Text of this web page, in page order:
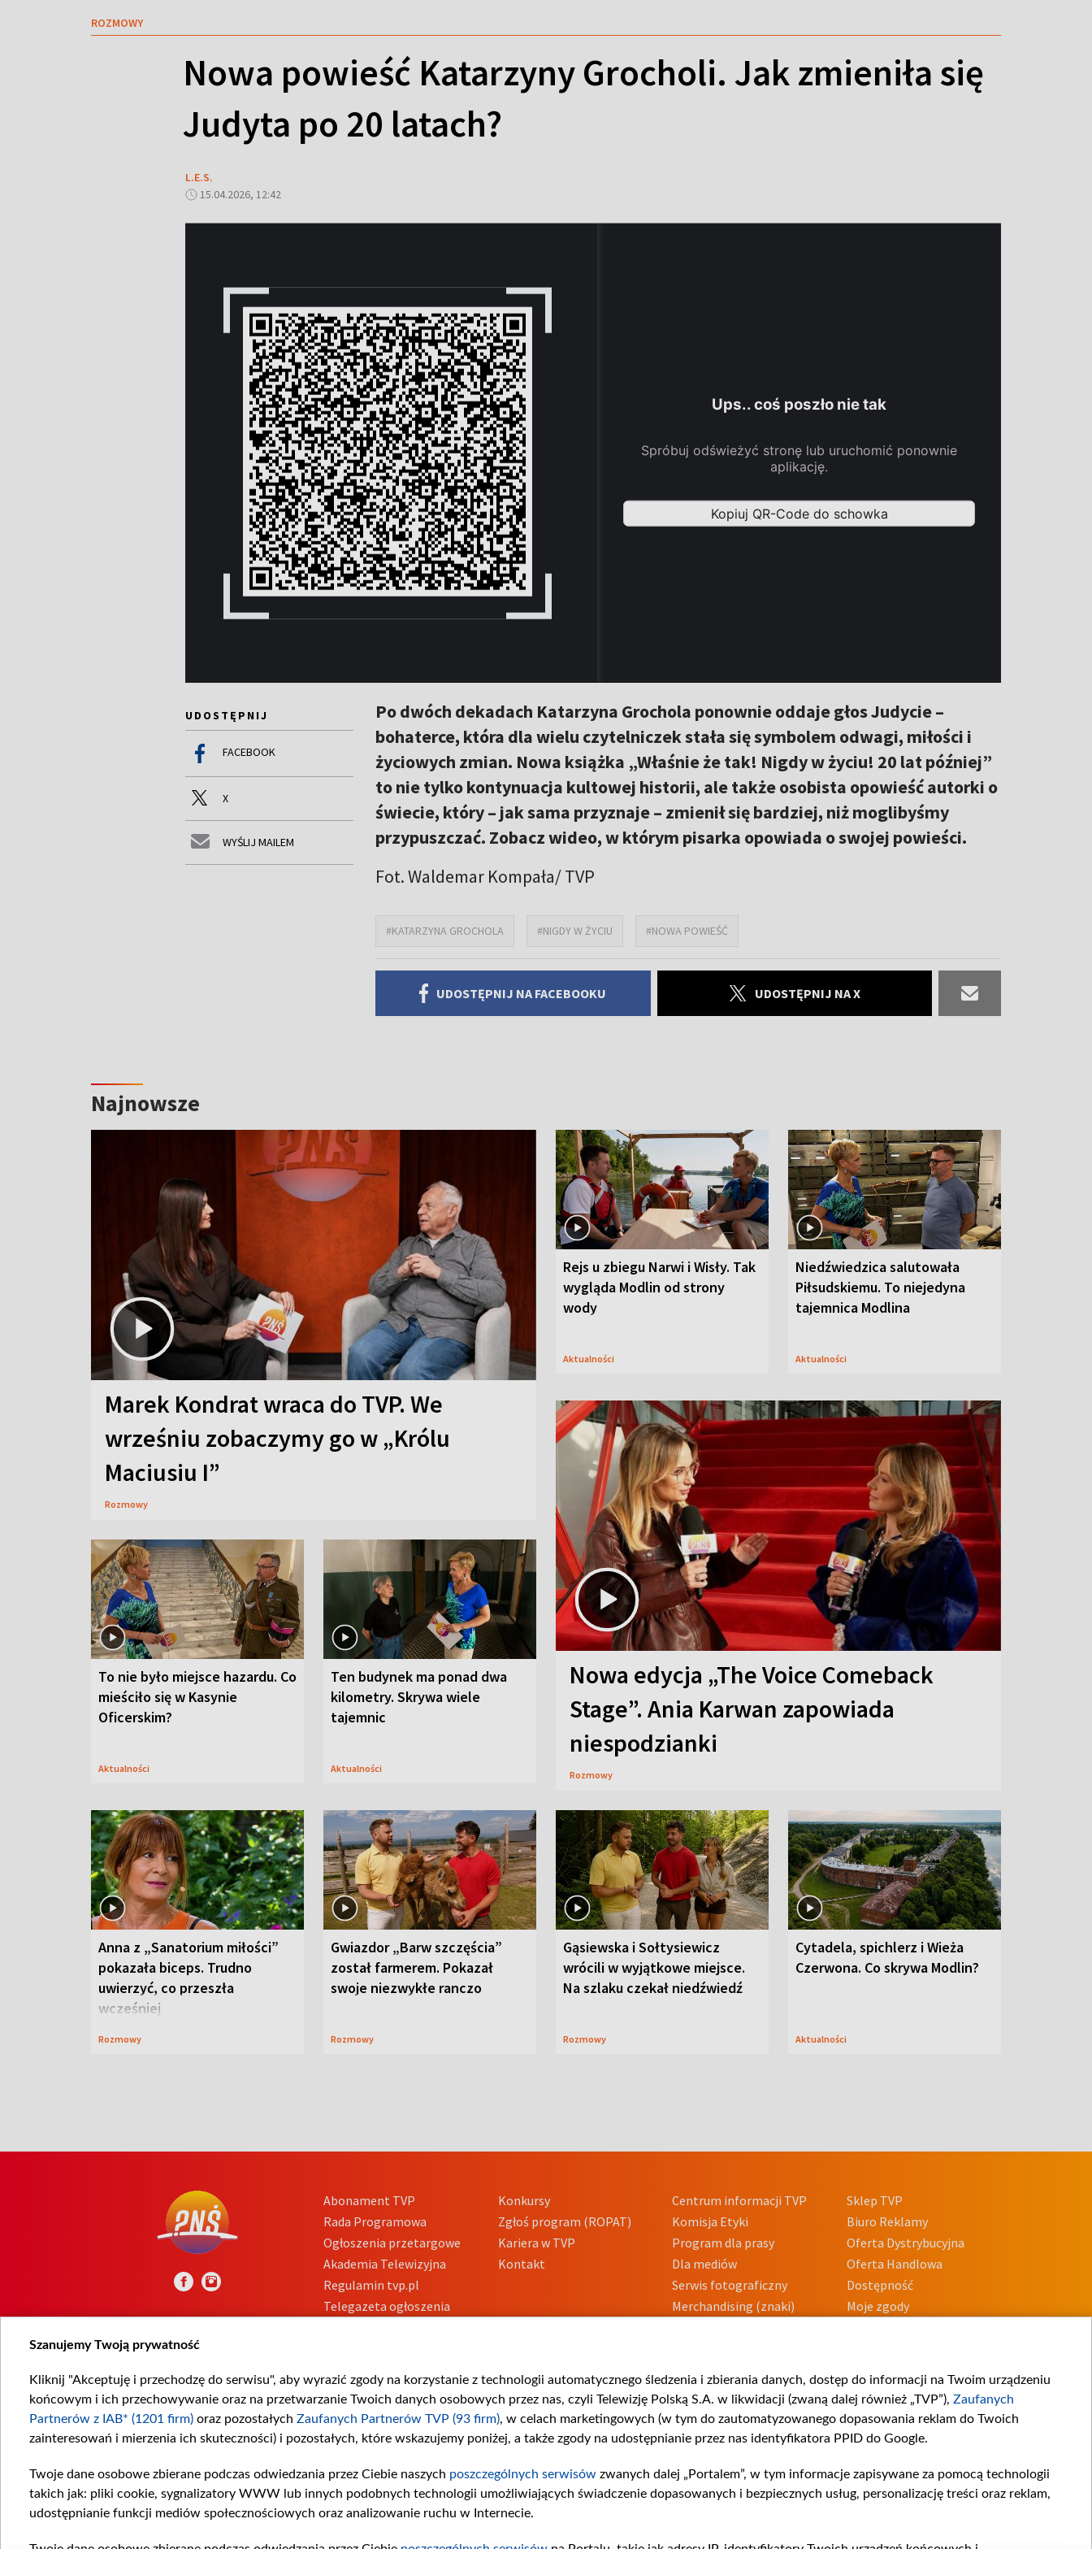
ROZMOWY
Nowa powieść Katarzyny Grocholi. Jak zmieniła się
Judyta po 20 latach?
L.E.S.
15.04.2026, 12:42
UDOSTĘPNIJ
FACEBOOK
X
WYŚLIJ MAILEM
Po dwóch dekadach Katarzyna Grochola ponownie oddaje głos Judycie –
bohaterce, która dla wielu czytelniczek stała się symbolem odwagi, miłości i
życiowych zmian. Nowa książka „Właśnie że tak! Nigdy w życiu! 20 lat później”
to nie tylko kontynuacja kultowej historii, ale także osobista opowieść autorki o
świecie, który – jak sama przyznaje – zmienił się bardziej, niż moglibyśmy
przypuszczać. Zobacz wideo, w którym pisarka opowiada o swojej powieści.
Fot. Waldemar Kompała/ TVP
#KATARZYNA GROCHOLA #NIGDY W ŻYCIU #NOWA POWIEŚĆ
UDOSTĘPNIJ NA FACEBOOKU UDOSTĘPNIJ NA X
Najnowsze
Marek Kondrat wraca do TVP. We
wrześniu zobaczymy go w „Królu
Maciusiu I”
Rozmowy
Rejs u zbiegu Narwi i Wisły. Tak
wygląda Modlin od strony
wody
Aktualności
Niedźwiedzica salutowała
Piłsudskiemu. To niejedyna
tajemnica Modlina
Aktualności
To nie było miejsce hazardu. Co
mieściło się w Kasynie
Oficerskim?
Aktualności
Ten budynek ma ponad dwa
kilometry. Skrywa wiele
tajemnic
Aktualności
Nowa edycja „The Voice Comeback
Stage”. Ania Karwan zapowiada
niespodzianki
Rozmowy
Anna z „Sanatorium miłości”
pokazała biceps. Trudno
uwierzyć, co przeszła
wcześniej
Rozmowy
Gwiazdor „Barw szczęścia”
został farmerem. Pokazał
swoje niezwykłe ranczo
Rozmowy
Gąsiewska i Sołtysiewicz
wrócili w wyjątkowe miejsce.
Na szlaku czekał niedźwiedź
Rozmowy
Cytadela, spichlerz i Wieża
Czerwona. Co skrywa Modlin?
Aktualności
Abonament TVP
Rada Programowa
Ogłoszenia przetargowe
Akademia Telewizyjna
Regulamin tvp.pl
Telegazeta ogłoszenia
Konkursy
Zgłoś program (ROPAT)
Kariera w TVP
Kontakt
Centrum informacji TVP
Komisja Etyki
Program dla prasy
Dla mediów
Serwis fotograficzny
Merchandising (znaki)
Sklep TVP
Biuro Reklamy
Oferta Dystrybucyjna
Oferta Handlowa
Dostępność
Moje zgody
Szanujemy Twoją prywatność
Kliknij "Akceptuję i przechodzę do serwisu", aby wyrazić zgody na korzystanie z technologii automatycznego śledzenia i zbierania danych, dostęp do informacji na Twoim urządzeniu
końcowym i ich przechowywanie oraz na przetwarzanie Twoich danych osobowych przez nas, czyli Telewizję Polską S.A. w likwidacji (zwaną dalej również „TVP”), Zaufanych
Partnerów z IAB* (1201 firm) oraz pozostałych Zaufanych Partnerów TVP (93 firm), w celach marketingowych (w tym do zautomatyzowanego dopasowania reklam do Twoich
zainteresowań i mierzenia ich skuteczności) i pozostałych, które wskazujemy poniżej, a także zgody na udostępnianie przez nas identyfikatora PPID do Google.
Twoje dane osobowe zbierane podczas odwiedzania przez Ciebie naszych poszczególnych serwisów zwanych dalej „Portalem”, w tym informacje zapisywane za pomocą technologii
takich jak: pliki cookie, sygnalizatory WWW lub innych podobnych technologii umożliwiających świadczenie dopasowanych i bezpiecznych usług, personalizację treści oraz reklam,
udostępnianie funkcji mediów społecznościowych oraz analizowanie ruchu w Internecie.